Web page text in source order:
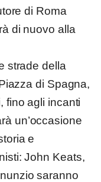
di Roma
di nuovo alla
strade della
di Spagna,
fino agli incanti
un’occasione
e
John Keats,
saranno